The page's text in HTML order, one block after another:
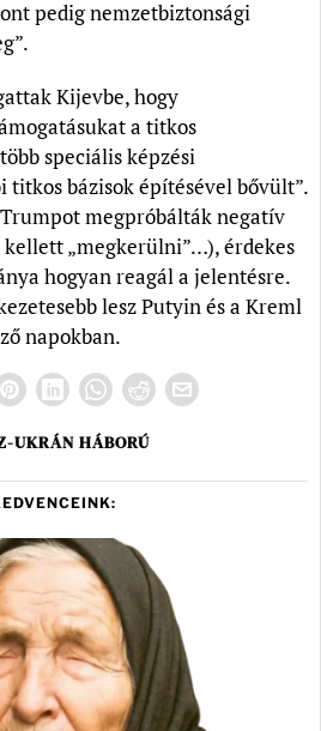
pedig nemzetbiztonsági
Kijevbe, hogy
a titkos
speciális képzési
titkos bázisok építésével bővült”.
megpróbálták negatív
„megkerülni”…), érdekes
hogyan reagál a jelentésre.
lesz Putyin és a Kreml
napokban.
UKRÁN HÁBORÚ